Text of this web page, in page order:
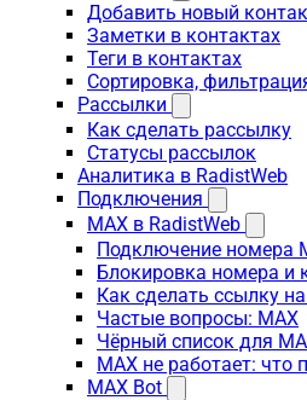
Добавить новый
Заметки в контактах
Теги в контактах
Сортировка,
Рассылки
Как сделать рассылку
Статусы рассылок
Аналитика в RadistWeb
Подключения
MAX в RadistWeb
Подключение номера
Блокировка номера и
Как сделать ссылку
Частые вопросы: MAX
Чёрный список для
MAX не работает: что
MAX Bot